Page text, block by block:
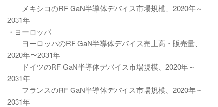
メキシコのRF GaN半導体デバイス市場規模、2020年～
2031年
・ヨーロッパ
ヨーロッパのRF GaN半導体デバイス売上高・販売量、
2020年〜2031年
ドイツのRF GaN半導体デバイス市場規模、2020年～
2031年
フランスのRF GaN半導体デバイス市場規模、2020年～
2031年